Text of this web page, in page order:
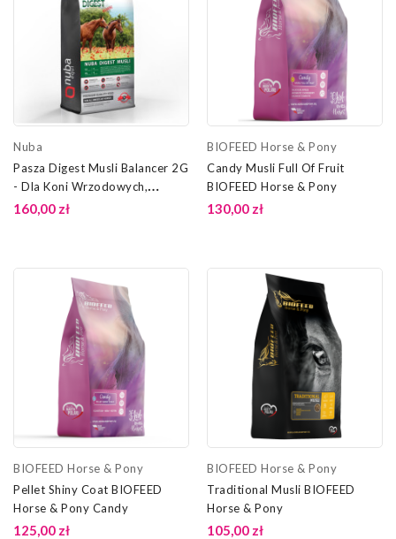
Nuba
Pasza Digest Musli Balancer 2G
- Dla Koni Wrzodowych,
Kolkujących Nuba
160,00 zł
BIOFEED Horse & Pony
Candy Musli Full Of Fruit
BIOFEED Horse & Pony
130,00 zł
BIOFEED Horse & Pony
Pellet Shiny Coat BIOFEED
Horse & Pony Candy
125,00 zł
BIOFEED Horse & Pony
Traditional Musli BIOFEED
Horse & Pony
105,00 zł